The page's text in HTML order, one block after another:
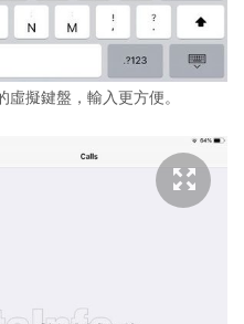
擬鍵盤，輸入更方便。